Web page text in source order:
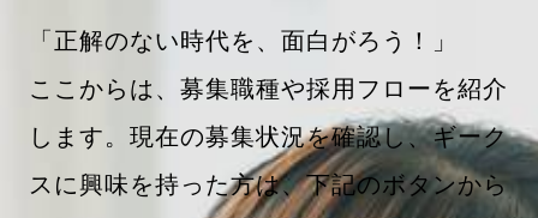
「正解のない時代を、面白がろう！」
ここからは、募集職種や採用フローを紹介
します。現在の募集状況を確認し、ギーク
スに興味を持った方は、下記のボタンから